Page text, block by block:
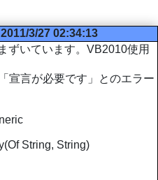
2011/3/27 02:34:13
ずいています。VB2010使用
宣言が必要です」とのエラー
String, String)